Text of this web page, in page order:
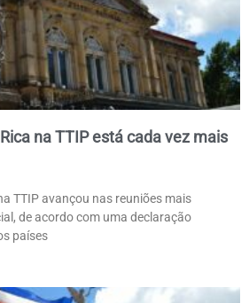
na TTIP está cada vez mais
TTIP avançou nas reuniões mais
de acordo com uma declaração
países